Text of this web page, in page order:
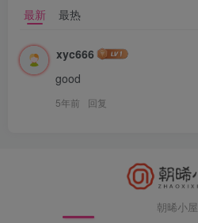
最新 最热
xyc666
good
5年前 回复
朝晞小屋